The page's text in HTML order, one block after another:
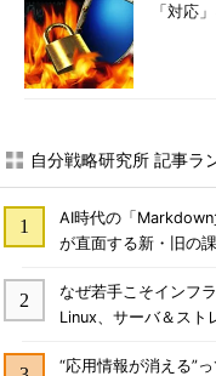
「対応
自分戦略研究所 記事ラ
AI時代の「
が直面する新・旧の
なぜ若手こそインフ
Linux、サーバ＆スト
“応用情報が消える”